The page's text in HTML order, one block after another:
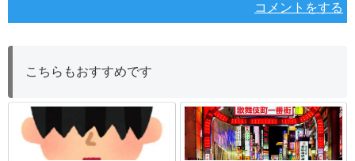
コメントをする
こちらもおすすめです